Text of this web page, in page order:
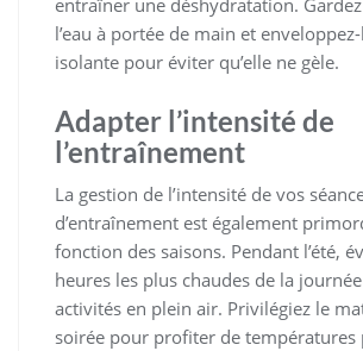
entraîner une déshydratation.
l’eau à portée de main et
isolante pour éviter qu’elle ne gèle.
Adapter l’intensité de
l’entraînement
La gestion de l’intensité de vos
d’entraînement est également
fonction des saisons. Pendant l’été,
heures les plus chaudes de la
activités en plein air. Privilégiez le
soirée pour profiter de températures